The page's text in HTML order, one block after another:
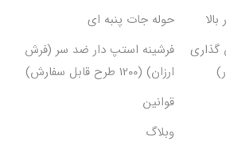
حوله جات پنبه ای
گذاری
فرشینه استپ دار ضد سر (فرش
ارزان) (۱۲۰۰ طرح قابل سفارش)
قوانین
وبلاگ